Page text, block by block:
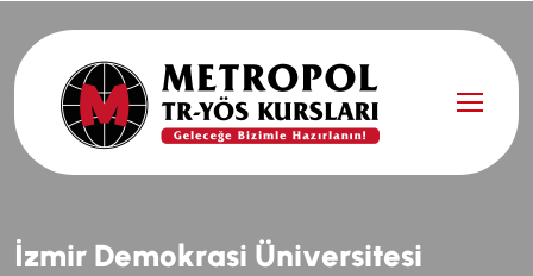
İzmir Demokrasi Üniversitesi